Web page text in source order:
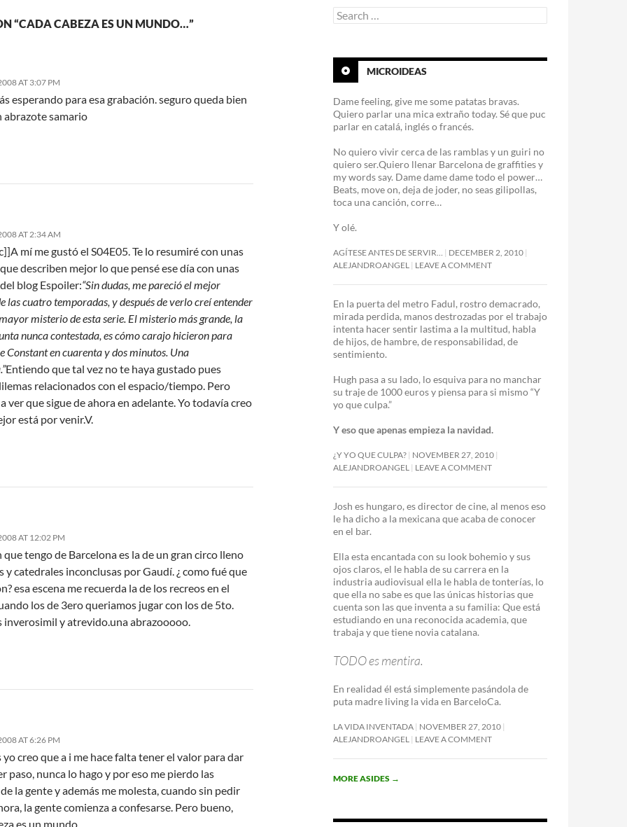
“CADA CABEZA ES UN MUNDO…”
AT 3:07 PM
esperando para esa grabación. seguro queda bien
abrazote samario
AT 2:34 AM
mí me gustó el S04E05. Te lo resumiré con unas
describen mejor lo que pensé ese día con unas
blog Espoiler:“Sin dudas, me pareció el mejor
las cuatro temporadas, y después de verlo creí entender
misterio de esta serie. El misterio más grande, la
nunca contestada, es cómo carajo hicieron para
Constant en cuarenta y dos minutos. Una
Entiendo que tal vez no te haya gustado pues
relacionados con el espacio/tiempo. Pero
ver que sigue de ahora en adelante. Yo todavía creo
está por venir.V.
AT 12:02 PM
que tengo de Barcelona es la de un gran circo lleno
y catedrales inconclusas por Gaudí. ¿ como fué que
esa escena me recuerda la de los recreos en el
los de 3ero queriamos jugar con los de 5to.
inverosimil y atrevido.una abrazooooo.
AT 6:26 PM
yo creo que a i me hace falta tener el valor para dar
paso, nunca lo hago y por eso me pierdo las
la gente y además me molesta, cuando sin pedir
la gente comienza a confesarse. Pero bueno,
es un mundo
Search
for:
MICROIDEAS
Dame feeling, give me some patatas bravas.
Quiero parlar una mica extraño today. Sé que puc
parlar en catalá, inglés o francés.
No quiero vivir cerca de las ramblas y un guiri no
quiero ser.Quiero llenar Barcelona de graffities y
my words say. Dame dame dame todo el power…
Beats, move on, deja de joder, no seas gilipollas,
toca una canción, corre…
Y olé.
AGÍTESE ANTES DE SERVIR…
DECEMBER 2, 2010
ALEJANDROANGEL LEAVE A COMMENT
En la puerta del metro Fadul, rostro demacrado,
mirada perdida, manos destrozadas por el trabajo
intenta hacer sentir lastima a la multitud, habla
de hijos, de hambre, de responsabilidad, de
sentimiento.
Hugh pasa a su lado, lo esquiva para no manchar
su traje de 1000 euros y piensa para si mismo “Y
yo que culpa.”
Y eso que apenas empieza la navidad.
¿Y YO QUE CULPA? NOVEMBER 27, 2010
ALEJANDROANGEL LEAVE A COMMENT
Josh es hungaro, es director de cine, al menos eso
le ha dicho a la mexicana que acaba de conocer
en el bar.
Ella esta encantada con su look bohemio y sus
ojos claros, el le habla de su carrera en la
industria audiovisual ella le habla de tonterías, lo
que ella no sabe es que las únicas historias que
cuenta son las que inventa a su familia: Que está
estudiando en una reconocida academia, que
trabaja y que tiene novia catalana.
TODO es mentira.
En realidad él está simplemente pasándola de
puta madre living la vida en BarceloCa.
LA VIDA INVENTADA NOVEMBER 27, 2010
ALEJANDROANGEL LEAVE A COMMENT
MORE ASIDES →